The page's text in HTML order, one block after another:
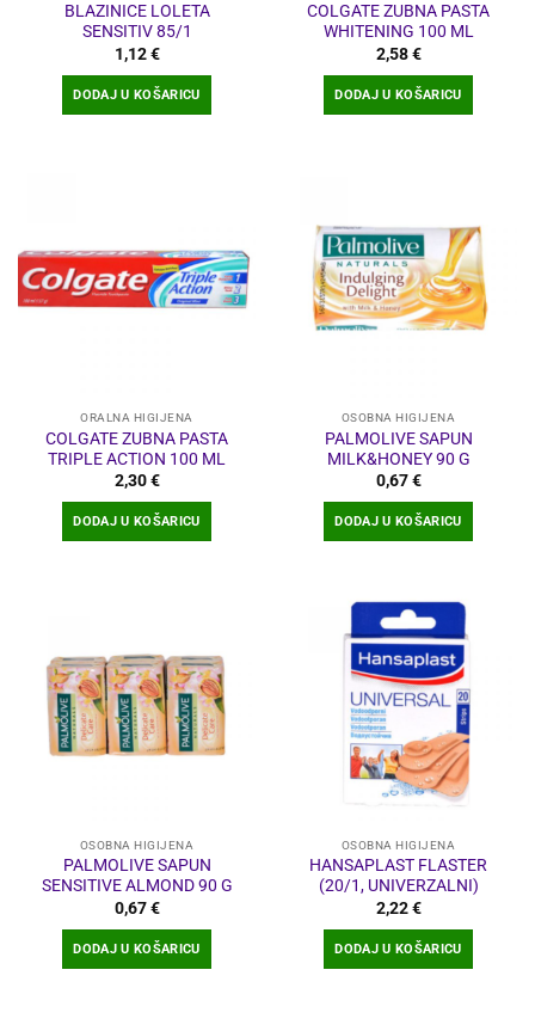
BLAZINICE LOLETA
SENSITIV 85/1
1,12€
DODAJ U KOŠARICU
COLGATE ZUBNA PASTA
WHITENING 100 ML
2,58€
DODAJ U KOŠARICU
ORALNA HIGIJENA
COLGATE ZUBNA PASTA
TRIPLE ACTION 100 ML
2,30€
DODAJ U KOŠARICU
OSOBNA HIGIJENA
PALMOLIVE SAPUN
MILK&HONEY 90 G
0,67€
DODAJ U KOŠARICU
OSOBNA HIGIJENA
PALMOLIVE SAPUN
SENSITIVE ALMOND 90 G
0,67€
DODAJ U KOŠARICU
OSOBNA HIGIJENA
HANSAPLAST FLASTER
(20/1, UNIVERZALNI)
2,22€
DODAJ U KOŠARICU